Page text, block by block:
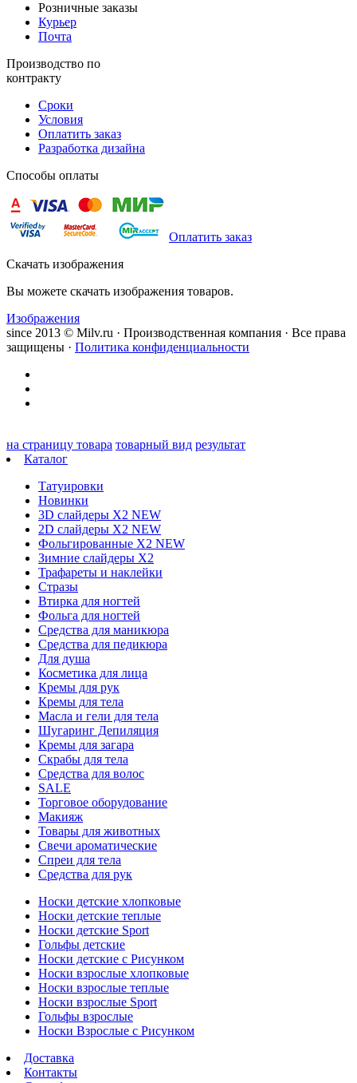
Розничные заказы
Курьер
Почта
Производство по
контракту
Сроки
Условия
Оплатить заказ
Разработка дизайна
Способы оплаты
Оплатить заказ
Скачать изображения
Вы можете скачать изображения товаров.
Изображения
since 2013 © Milv.ru · Производственная компания · Все права
защищены · Политика конфиденциальности
на страницу товара товарный вид результат
Каталог
Татуировки
Новинки
3D слайдеры X2 NEW
2D слайдеры X2 NEW
Фольгированные X2 NEW
Зимние слайдеры Х2
Трафареты и наклейки
Стразы
Втирка для ногтей
Фольга для ногтей
Средства для маникюра
Средства для педикюра
Для душа
Косметика для лица
Кремы для рук
Кремы для тела
Масла и гели для тела
Шугаринг Депиляция
Кремы для загара
Скрабы для тела
Средства для волос
SALE
Торговое оборудование
Макияж
Товары для животных
Свечи ароматические
Спреи для тела
Средства для рук
Носки детские хлопковые
Носки детские теплые
Носки детские Sport
Гольфы детские
Носки детские с Рисунком
Носки взрослые хлопковые
Носки взрослые теплые
Носки взрослые Sport
Гольфы взрослые
Носки Взрослые с Рисунком
Доставка
Контакты